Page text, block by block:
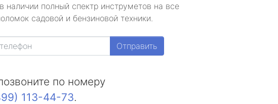
наличии полный спектр инструметов на все
садовой и бензиновой техники.
Отправить
по номеру
113-44-73.